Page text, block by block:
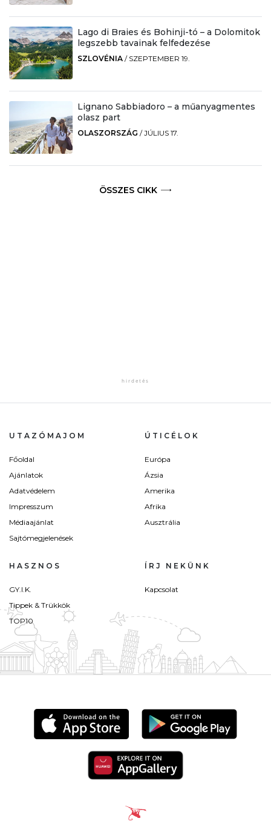
Lago di Braies és Bohinji-tó – a Dolomitok
legszebb tavainak felfedezése
SZLOVÉNIA / SZEPTEMBER 19.
Lignano Sabbiadoro – a műanyagmentes
olasz part
OLASZORSZÁG /JÚLIUS 17.
ÖSSZES CIKK
UTAZÓMAJOM
Főoldal
Ajánlatok
Adatvédelem
Impresszum
Médiaajánlat
Sajtómegjelenések
ÚTICÉLOK
Európa
Ázsia
Amerika
Afrika
Ausztrália
HASZNOS
GY.I.K.
Tippek & Trükkök
TOP10
ÍRJ NEKÜNK
Kapcsolat